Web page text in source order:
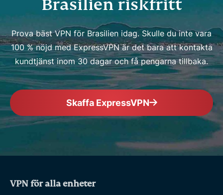
Brasilien riskfritt
Prova bäst VPN för Brasilien idag. Skulle du inte vara
100 % nöjd med ExpressVPN är det bara att kontakta
kundtjänst inom 30 dagar och få pengarna tillbaka.
Skaffa ExpressVPN
VPN för alla enheter